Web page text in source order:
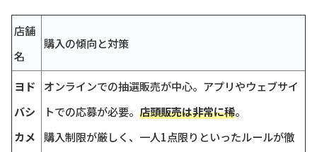
店舗
名
購入の傾向と対策
ヨド
バシ
カメ
オンラインでの抽選販売が中心。アプリやウェブサイ
トでの応募が必要。 店頭販売は非常に稀。
購入制限が厳しく、一人1点限りといったルールが徹